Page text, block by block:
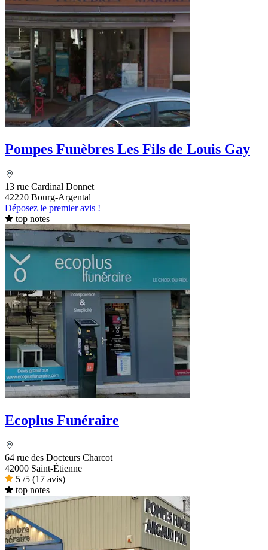
Pompes Funèbres Les Fils de Louis Gay
13 rue Cardinal Donnet
42220 Bourg-Argental
Déposez le premier avis !
top notes
Ecoplus Funéraire
64 rue des Docteurs Charcot
42000 Saint-Étienne
5 /5 (17 avis)
top notes